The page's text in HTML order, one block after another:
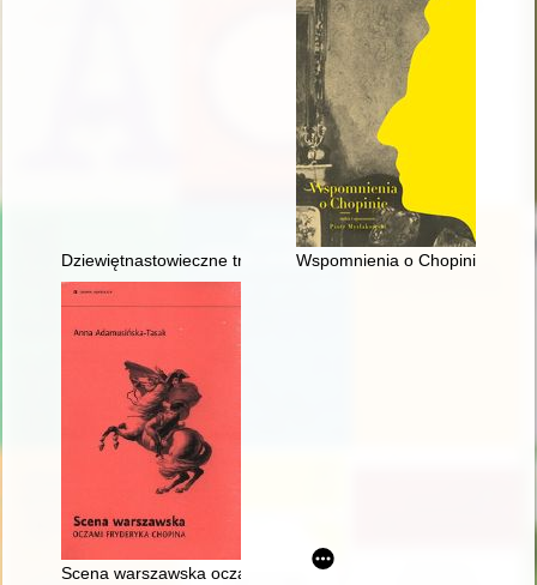
Dziewiętnastowieczne transkrypcje utworów Fryderyka
Wspomnienia o Chopinie. Cz. 1
Scena warszawska oczami Fryderyka Chopina